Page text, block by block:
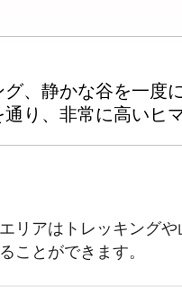
、静かな谷を一度
アはトレッキング
ことができます。